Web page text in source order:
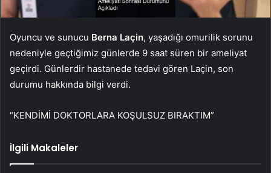
Oyuncu ve sunucu Berna Laçin, yaşadığı omurilik sorunu
nedeniyle geçtiğimiz günlerde 9 saat süren bir ameliyat
geçirdi. Günlerdir hastanede tedavi gören Laçin, son
durumu hakkında bilgi verdi.
“KENDİMİ DOKTORLARA KOŞULSUZ BIRAKTIM”
İlgili Makaleler